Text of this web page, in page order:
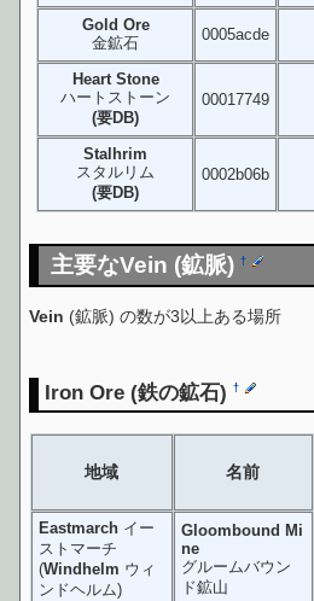
Gold Ore
金鉱石
0005acde
Heart Stone
ハートストーン
(要DB)
00017749
Stalhrim
スタルリム
(要DB)
0002b06b
主要なVein (鉱脈)†
Vein (鉱脈) の数が3以上ある場所
Iron Ore (鉄の鉱石)†
地域 名前
Eastmarchイー
ストマーチ
(Windhelm ウィ
ンドヘルム)
Gloombound Mi
ne
グルームバウン
ド鉱山